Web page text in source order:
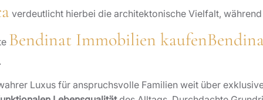
verdeutlicht hierbei die architektonische Vielfalt,
Bendinat Immobilien kaufen
Luxus für anspruchsvolle Familien weit über